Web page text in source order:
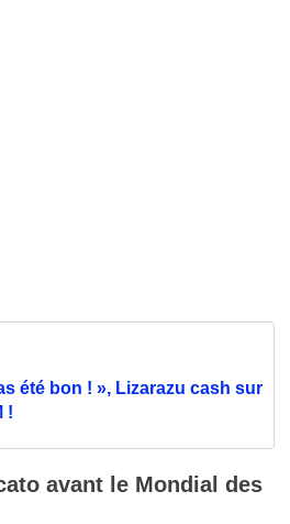
été bon ! », Lizarazu cash sur
!
avant le Mondial des